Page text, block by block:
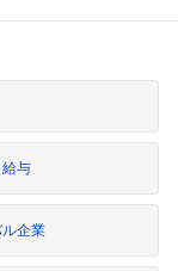
与
企業